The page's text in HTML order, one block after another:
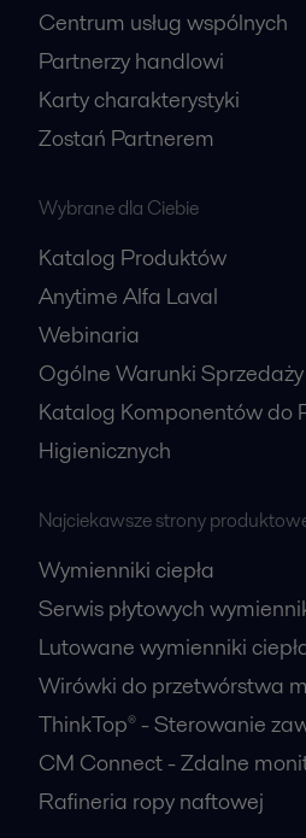
Centrum usług wspólnych
Partnerzy handlowi
Karty charakterystyki
Zostań Partnerem
Wybrane dla Ciebie
Katalog Produktów
Anytime Alfa Laval
Webinaria
Ogólne Warunki Sprzedaży
Katalog Komponentów do
Higienicznych
Najciekawsze strony
Wymienniki ciepła
Serwis płytowych
Lutowane wymienniki
Wirówki do przetwórstwa
ThinkTop® - Sterowanie
CM Connect - Zdalne
Rafineria ropy naftowej